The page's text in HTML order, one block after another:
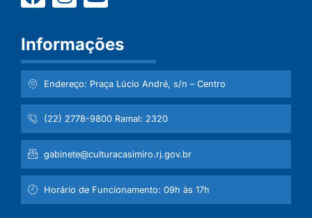
Informações
Endereço: Praça Lúcio André, s/n – Centro
(22) 2778-9800 Ramal: 2320
gabinete@culturacasimiro.rj.gov.br
Horário de Funcionamento: 09h às 17h